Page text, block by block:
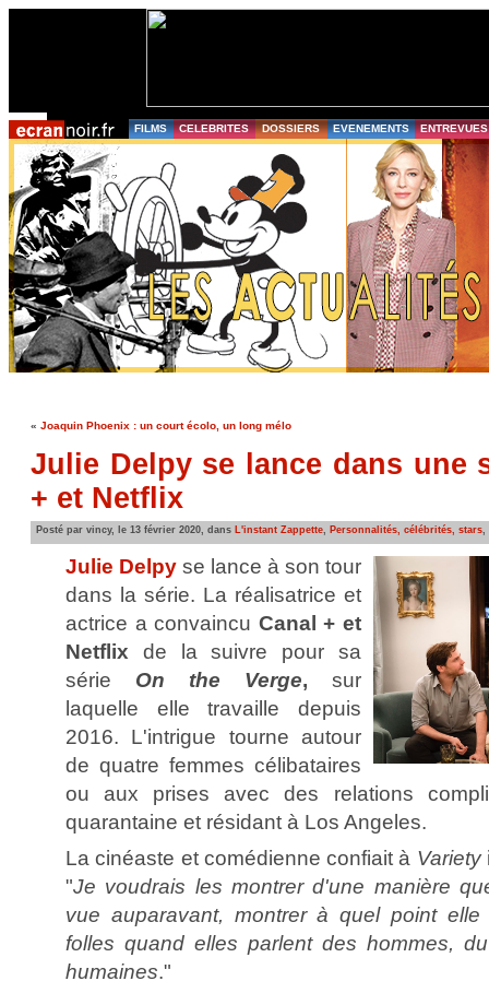
FILMS CELEBRITES DOSSIERS EVENEMENTS ENTREVUES
« Joaquin Phoenix : un court écolo, un long mélo
Julie Delpy se lance dans une
+ et Netflix
Posté par vincy, le 13 février 2020, dans L'instant Zappette, Personnalités, célébrités, stars,
Julie Delpy se lance à son tour
dans la série. La réalisatrice et
actrice a convaincu Canal + et
Netflix de la suivre pour sa
série On the Verge, sur
laquelle elle travaille depuis
2016. L'intrigue tourne autour
de quatre femmes célibataires
ou aux prises avec des relations
quarantaine et résidant à Los Angeles.
La cinéaste et comédienne confiait à Variety
"Je voudrais les montrer d'une manière
vue auparavant, montrer à quel point
folles quand elles parlent des hommes,
humaines."